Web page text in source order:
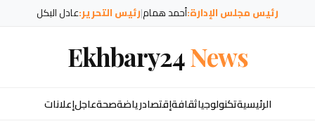
رئيس مجلس الإدارة:أحمد همام|رئيس التحرير:عادل البكل
Ekhbary24News
الرئيسيةتكنولوجياثقافةإقتصادرياضةصحةعاجلإعلانات